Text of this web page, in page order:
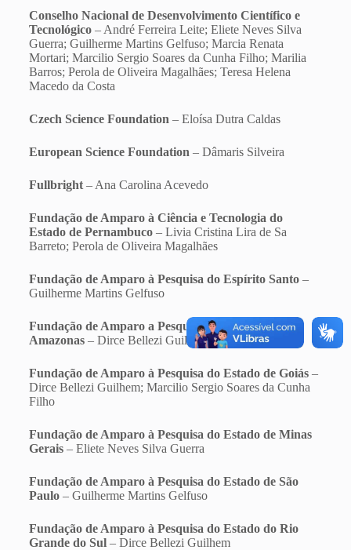
Conselho Nacional de Desenvolvimento Científico e
Tecnológico– André Ferreira Leite; Eliete Neves Silva
Guerra; Guilherme Martins Gelfuso; Marcia Renata
Mortari; Marcilio Sergio Soares da Cunha Filho; Marilia
Barros; Perola de Oliveira Magalhães; Teresa Helena
Macedo da Costa
Czech Science Foundation – Eloísa Dutra Caldas
European Science Foundation – Dâmaris Silveira
Fullbright– Ana Carolina Acevedo
Fundação de Amparo à Ciência e Tecnologia do
Estado de Pernambuco – Livia Cristina Lira de Sa
Barreto; Perola de Oliveira Magalhães
Fundação de Amparo à Pesquisa do Espírito Santo–
Guilherme Martins Gelfuso
Fundação de Amparo a Pesquisa do Estado do
Amazonas– Dirce Bellezi Guilhem
Fundação de Amparo à Pesquisa do Estado de Goiás–
Dirce Bellezi Guilhem; Marcilio Sergio Soares da Cunha
Filho
Fundação de Amparo à Pesquisa do Estado de Minas
Gerais– Eliete Neves Silva Guerra
Fundação de Amparo à Pesquisa do Estado de São
Paulo– Guilherme Martins Gelfuso
Fundação de Amparo à Pesquisa do Estado do Rio
Grande do Sul– Dirce Bellezi Guilhem